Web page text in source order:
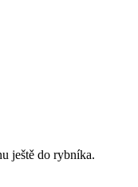
ještě do rybníka.